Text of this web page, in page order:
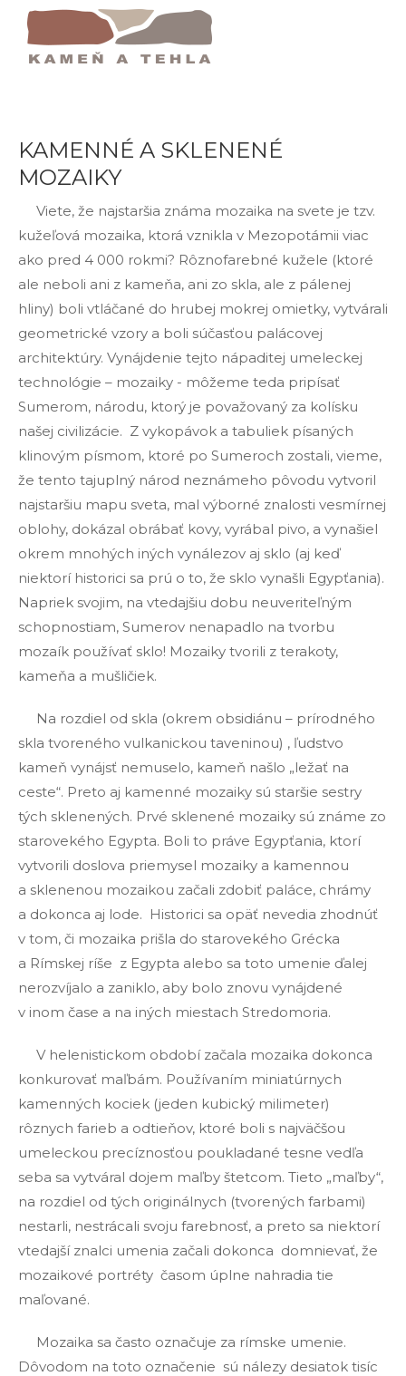
Kamenné A Sklenené Mozaiky
KAMENNÉ A SKLENENÉ
MOZAIKY
Viete, že najstaršia známa mozaika na svete je tzv.
kužeľová mozaika, ktorá vznikla v Mezopotámii viac
ako pred 4 000 rokmi? Rôznofarebné kužele (ktoré
ale neboli ani z kameňa, ani zo skla, ale z pálenej
hliny) boli vtláčané do hrubej mokrej omietky, vytvárali
geometrické vzory a boli súčasťou palácovej
architektúry. Vynájdenie tejto nápaditej umeleckej
technológie – mozaiky - môžeme teda pripísať
Sumerom, národu, ktorý je považovaný za kolísku
našej civilizácie. Z vykopávok a tabuliek písaných
klinovým písmom, ktoré po Sumeroch zostali, vieme,
že tento tajuplný národ neznámeho pôvodu vytvoril
najstaršiu mapu sveta, mal výborné znalosti vesmírnej
oblohy, dokázal obrábať kovy, vyrábal pivo, a vynašiel
okrem mnohých iných vynálezov aj sklo (aj keď
niektorí historici sa prú o to, že sklo vynašli Egypťania).
Napriek svojim, na vtedajšiu dobu neuveriteľným
schopnostiam, Sumerov nenapadlo na tvorbu
mozaík používať sklo! Mozaiky tvorili z terakoty,
kameňa a mušličiek.
Na rozdiel od skla (okrem obsidiánu – prírodného
skla tvoreného vulkanickou taveninou) , ľudstvo
kameň vynájsť nemuselo, kameň našlo „ležať na
ceste“. Preto aj kamenné mozaiky sú staršie sestry
tých sklenených. Prvé sklenené mozaiky sú známe zo
starovekého Egypta. Boli to práve Egypťania, ktorí
vytvorili doslova priemysel mozaiky a kamennou
a sklenenou mozaikou začali zdobiť paláce, chrámy
a dokonca aj lode. Historici sa opäť nevedia zhodnúť
v tom, či mozaika prišla do starovekého Grécka
a Rímskej ríše z Egypta alebo sa toto umenie ďalej
nerozvíjalo a zaniklo, aby bolo znovu vynájdené
v inom čase a na iných miestach Stredomoria.
V helenistickom období začala mozaika dokonca
konkurovať maľbám. Používaním miniatúrnych
kamenných kociek (jeden kubický milimeter)
rôznych farieb a odtieňov, ktoré boli s najväčšou
umeleckou precíznosťou poukladané tesne vedľa
seba sa vytváral dojem maľby štetcom. Tieto „maľby“,
na rozdiel od tých originálnych (tvorených farbami)
nestarli, nestrácali svoju farebnosť, a preto sa niektorí
vtedajší znalci umenia začali dokonca domnievať, že
mozaikové portréty časom úplne nahradia tie
maľované.
Mozaika sa často označuje za rímske umenie.
Dôvodom na toto označenie sú nálezy desiatok tisíc